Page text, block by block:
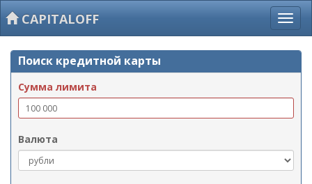
CAPITALOFF
Поиск кредитной карты
Сумма лимита
Валюта